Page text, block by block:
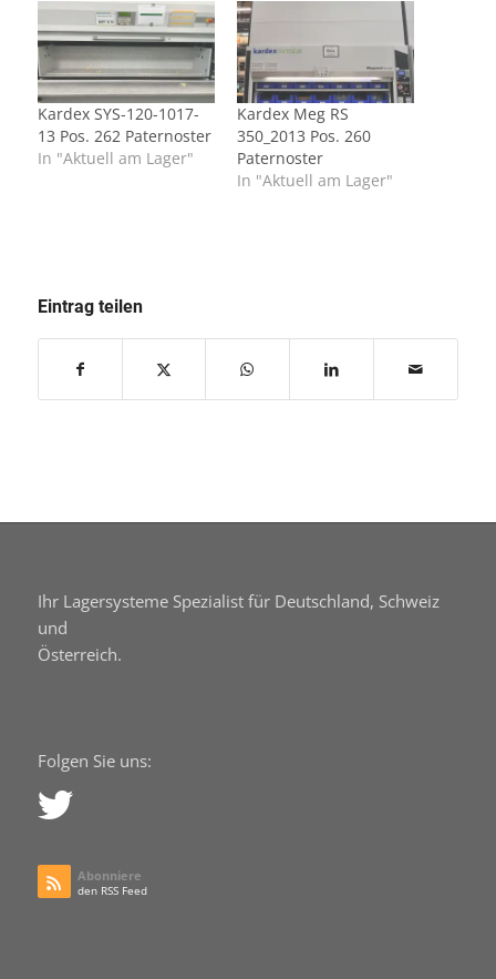
Kardex SYS-120-1017-
13 Pos. 262 Paternoster
In "Aktuell am Lager"
Kardex Meg RS
350_2013 Pos. 260
Paternoster
In "Aktuell am Lager"
Eintrag teilen
Ihr Lagersysteme Spezialist für Deutschland, Schweiz
und
Österreich.
Folgen Sie uns:
Abonniere
den RSS Feed